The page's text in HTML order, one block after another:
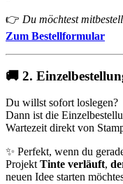
👉 Du möchtest
Zum Bestellformular
🚚 2.
Du willst sofort loslegen?
Dann ist die
Wartezeit direkt von
✨ Perfekt, wenn du
Projekt Tinte verläuft,
neuen Idee starten